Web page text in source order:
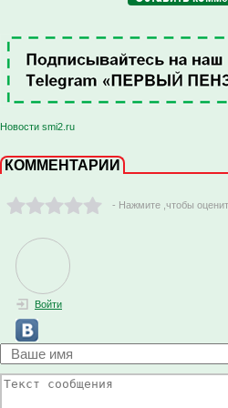
Новости smi2.ru
КОММЕНТАРИИ
- Нажмите ,чтобы
Войти